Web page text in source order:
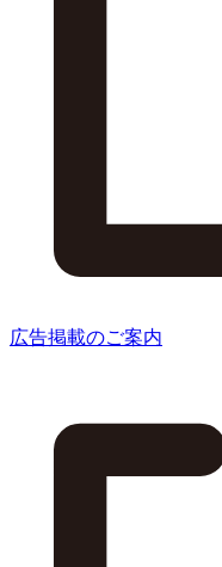
広告掲載のご案内